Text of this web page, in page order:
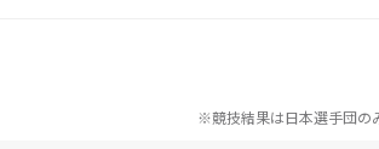
※競技結果は日本選手団の